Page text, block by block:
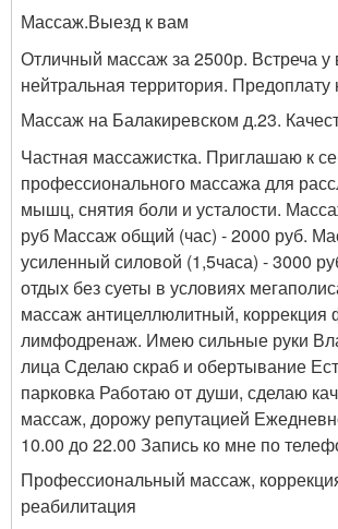
Массаж.Выезд к вам
Отличный массаж за 2500р. Встреча у
нейтральная территория. Предоплату
Массаж на Балакиревском д.23.
Частная массажистка. Приглашаю к
профессионального массажа для
мышц, снятия боли и усталости.
руб Массаж общий (час) - 2000 руб.
усиленный силовой (1,5часа) - 3000
отдых без суеты в условиях
массаж антицеллюлитный, коррекция
лимфодренаж. Имею сильные руки
лица Сделаю скраб и обертывание
парковка Работаю от души, сделаю
массаж, дорожу репутацией
10.00 до 22.00 Запись ко мне по
Профессиональный массаж,
реабилитация